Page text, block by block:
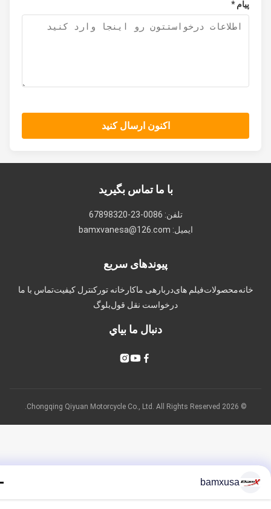
اکنون ارسال کنید
با ما تماس بگیرید
تلفن: 0086-23-67898320
ایمیل: bamxvanesa@126.com
پیوندهای سریع
محصولاتفیلم هایدربارهی ماکارخانه تورکنترل کیفیتتماس با ما
درخواست نقل قول بلوگ
دنبال ما بياي
bamxusa